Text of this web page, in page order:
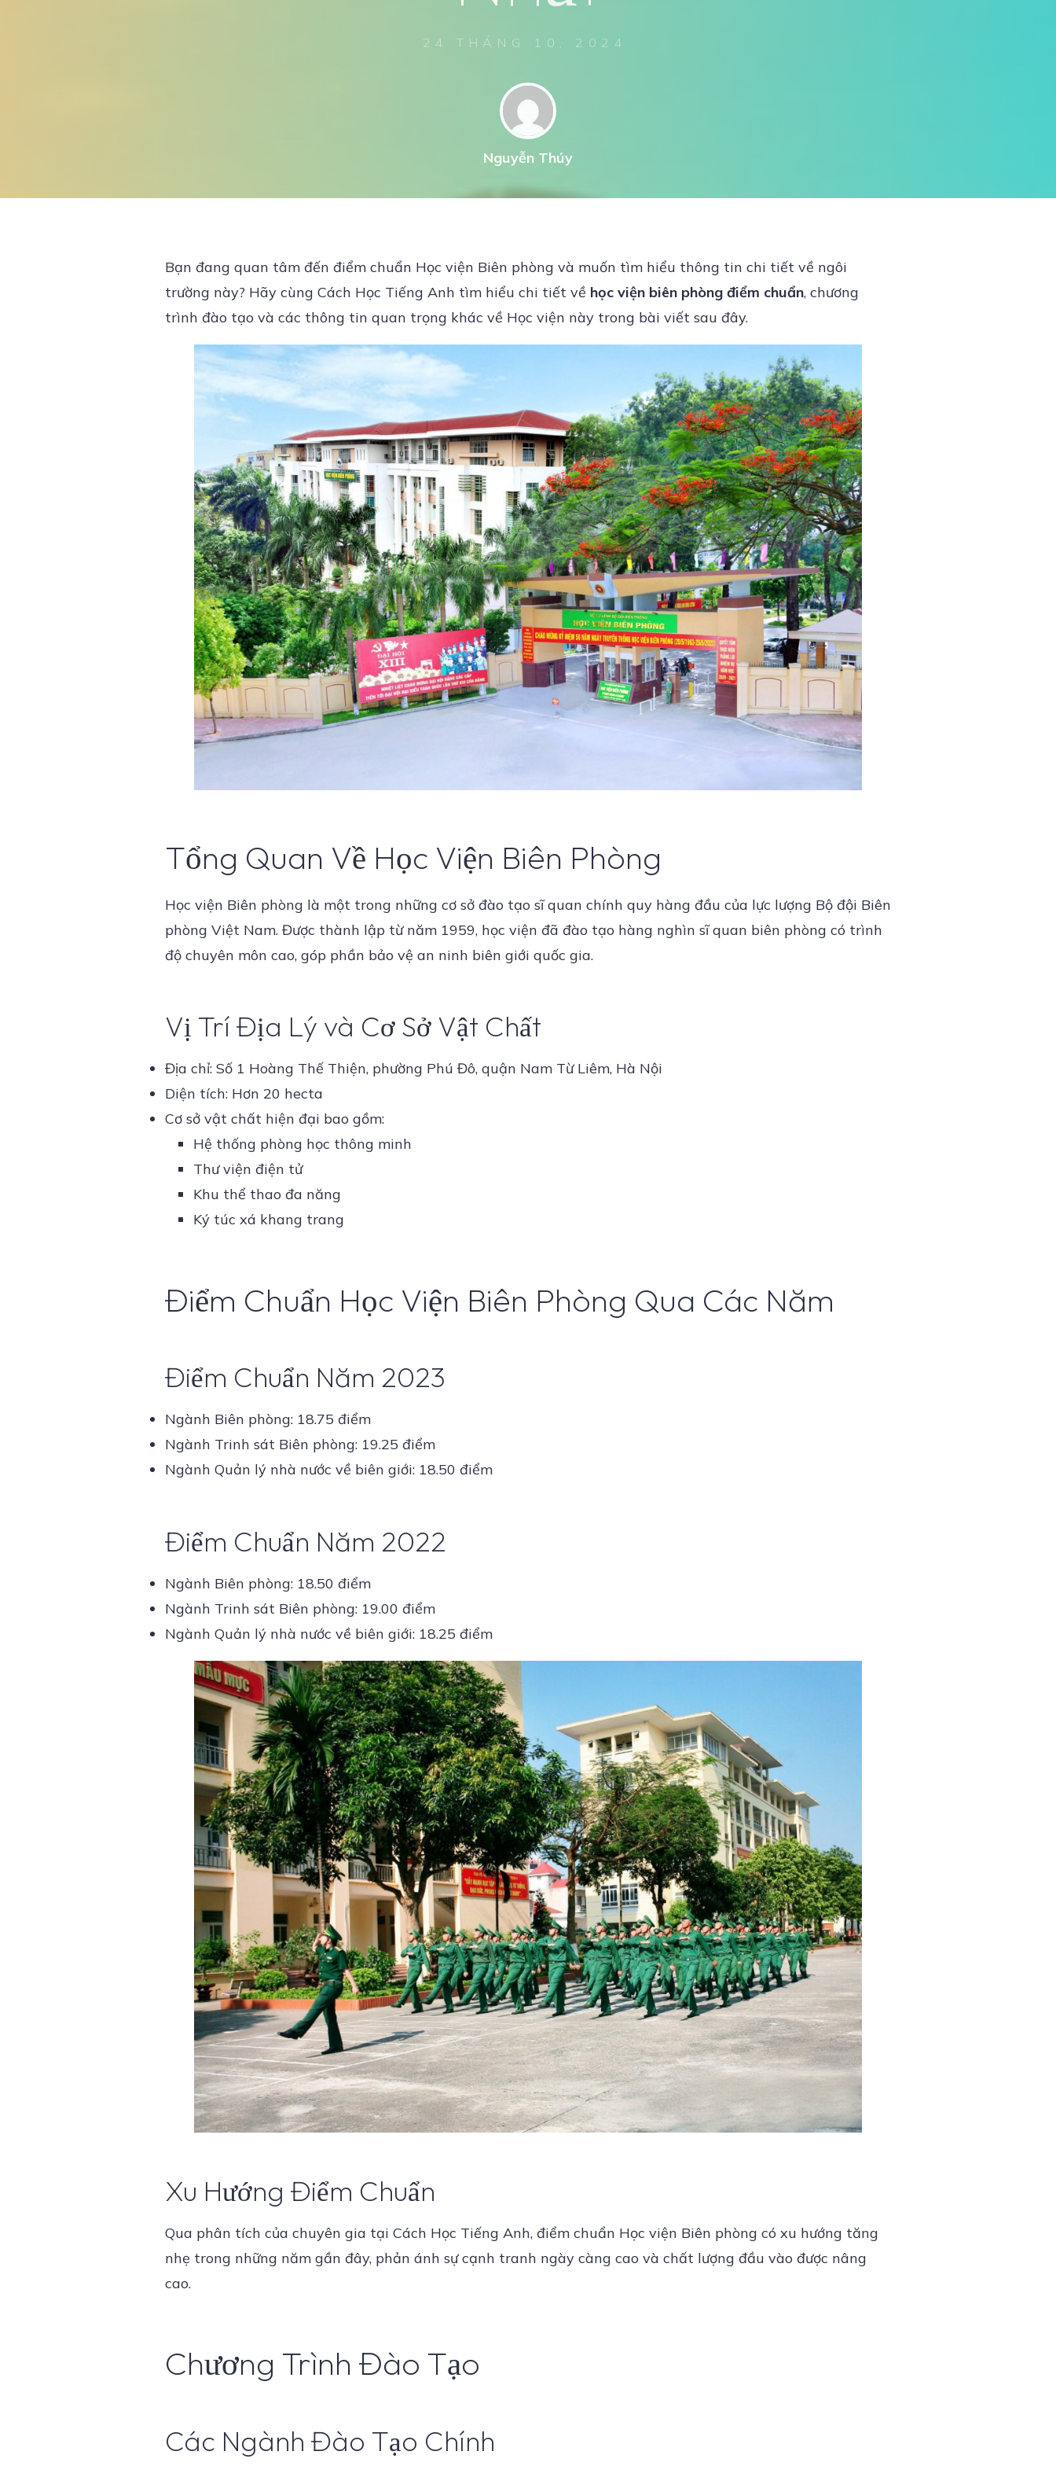
24 THÁNG 10, 2024
Nguyễn Thúy
Bạn đang quan tâm đến điểm chuẩn Học viện Biên phòng và muốn tìm hiểu thông tin chi tiết về ngôi
trường này? Hãy cùng Cách Học Tiếng Anh tìm hiểu chi tiết về học viện biên phòng điểm chuẩn, chương
trình đào tạo và các thông tin quan trọng khác về Học viện này trong bài viết sau đây.
Tổng Quan Về Học Viện Biên Phòng
Học viện Biên phòng là một trong những cơ sở đào tạo sĩ quan chính quy hàng đầu của lực lượng Bộ đội Biên
phòng Việt Nam. Được thành lập từ năm 1959, học viện đã đào tạo hàng nghìn sĩ quan biên phòng có trình
độ chuyên môn cao, góp phần bảo vệ an ninh biên giới quốc gia.
Vị Trí Địa Lý và Cơ Sở Vật Chất
Địa chỉ: Số 1 Hoàng Thế Thiện, phường Phú Đô, quận Nam Từ Liêm, Hà Nội
Diện tích: Hơn 20 hecta
Cơ sở vật chất hiện đại bao gồm:
Hệ thống phòng học thông minh
Thư viện điện tử
Khu thể thao đa năng
Ký túc xá khang trang
Điểm Chuẩn Học Viện Biên Phòng Qua Các Năm
Điểm Chuẩn Năm 2023
Ngành Biên phòng: 18.75 điểm
Ngành Trinh sát Biên phòng: 19.25 điểm
Ngành Quản lý nhà nước về biên giới: 18.50 điểm
Điểm Chuẩn Năm 2022
Ngành Biên phòng: 18.50 điểm
Ngành Trinh sát Biên phòng: 19.00 điểm
Ngành Quản lý nhà nước về biên giới: 18.25 điểm
Xu Hướng Điểm Chuẩn
Qua phân tích của chuyên gia tại Cách Học Tiếng Anh, điểm chuẩn Học viện Biên phòng có xu hướng tăng
nhẹ trong những năm gần đây, phản ánh sự cạnh tranh ngày càng cao và chất lượng đầu vào được nâng
cao.
Chương Trình Đào Tạo
Các Ngành Đào Tạo Chính